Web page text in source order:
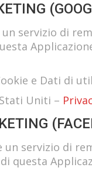
servizio di
e Dati di
Uniti –
un servizio di
questa